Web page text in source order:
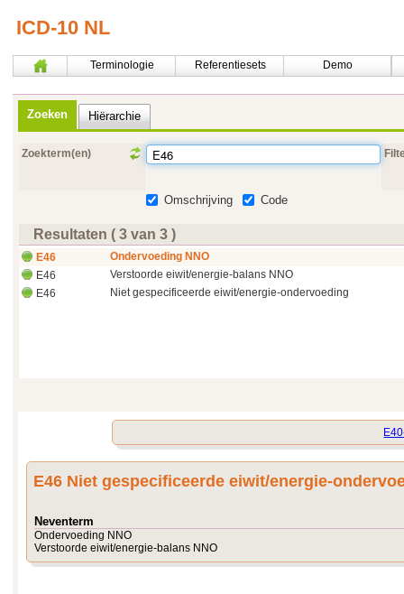
ICD-10 NL
Terminologie Referentiesets Demo
Zoeken Hiërarchie
Zoekterm(en)
Omschrijving Code
Resultaten ( 3 van 3 )
E46
Ondervoeding NNO
E46
Verstoorde eiwit/energie-balans NNO
E46
Niet gespecificeerde eiwit/energie-ondervoeding